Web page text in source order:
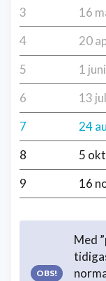
3
16
4
20
5
1 juni
6
13
7
24
8
5
9
16
Med